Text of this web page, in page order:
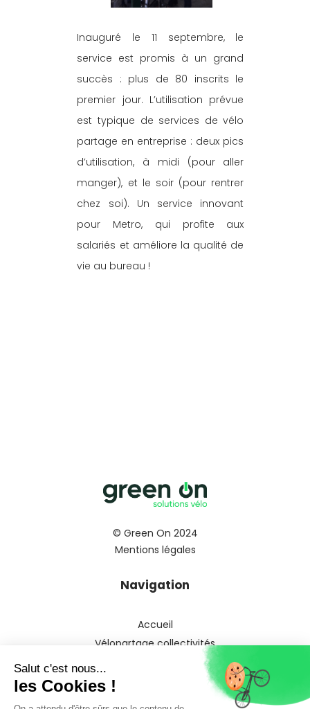
Inauguré le 11 septembre, le
service est promis à un grand
succès : plus de 80 inscrits le
premier jour. L’utilisation prévue
est typique de services de vélo
partage en entreprise : deux pics
d’utilisation, à midi (pour aller
manger), et le soir (pour rentrer
chez soi). Un service innovant
pour Metro, qui profite aux
salariés et améliore la qualité de
vie au bureau !
© Green On 2024
Mentions légales
Navigation
Accueil
Vélopartage collectivités
Vélopartage entreprises